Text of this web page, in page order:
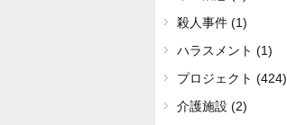
殺人事件 (1)
ハラスメント (1)
プロジェクト (424)
介護施設 (2)